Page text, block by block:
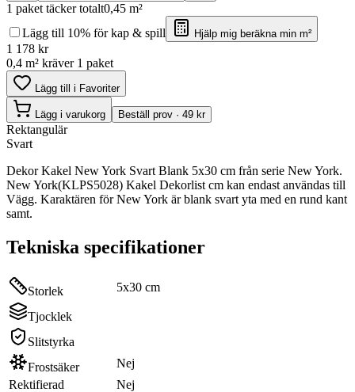
1 paket täcker totalt0,45 m²
Lägg till 10% för kap & spill
Hjälp mig beräkna min m²
1 178 kr
0,4 m² kräver 1 paket
Lägg till i Favoriter
Lägg i varukorg Beställ prov · 49 kr
Rektangulär
Svart
Dekor Kakel New York Svart Blank 5x30 cm från serie New York.
New York(KLPS5028) Kakel Dekorlist cm kan endast användas till
Vägg. Karaktären för New York är blank svart yta med en rund kant
samt.
Tekniska specifikationer
Storlek 5x30 cm
Tjocklek
Slitstyrka
Frostsäker
Nej
Rektifierad
Nej